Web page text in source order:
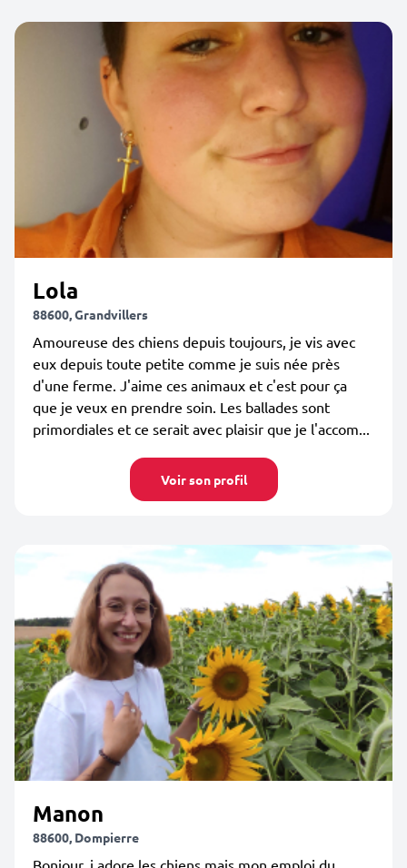
Lola
88600, Grandvillers
Amoureuse des chiens depuis toujours, je vis avec
eux depuis toute petite comme je suis née près
d'une ferme. J'aime ces animaux et c'est pour ça
que je veux en prendre soin. Les ballades sont
primordiales et ce serait avec plaisir que je l'accom...
Voir son profil
Manon
88600, Dompierre
Bonjour, j adore les chiens mais mon emploi du